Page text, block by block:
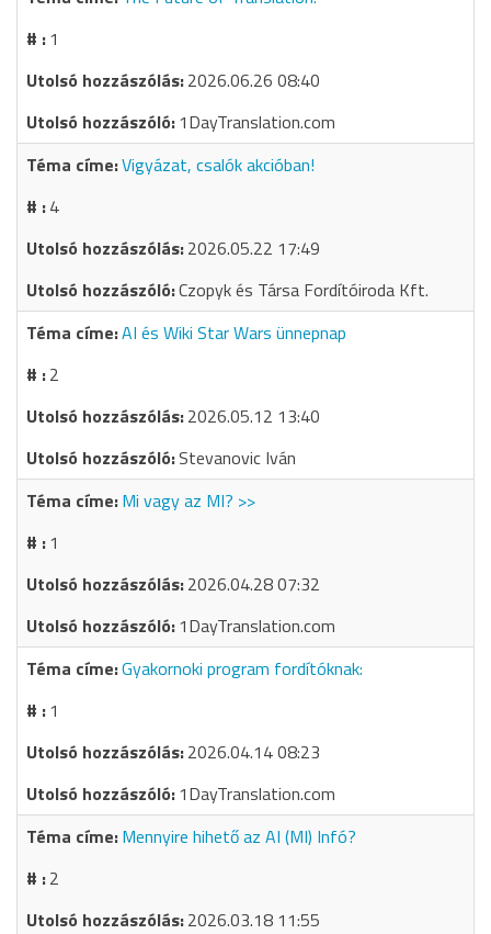
1
2026.06.26 08:40
1DayTranslation.com
Vigyázat, csalók akcióban!
4
2026.05.22 17:49
Czopyk és Társa Fordítóiroda Kft.
AI és Wiki Star Wars ünnepnap
2
2026.05.12 13:40
Stevanovic Iván
Mi vagy az MI? >>
1
2026.04.28 07:32
1DayTranslation.com
Gyakornoki program fordítóknak:
1
2026.04.14 08:23
1DayTranslation.com
Mennyire hihető az AI (MI) Infó?
2
2026.03.18 11:55